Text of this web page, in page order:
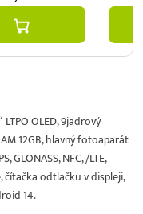
OLED, 9jadrový
12GB, hlavný fotoaparát
GLONASS, NFC, /LTE,
čítačka odtlačku v displeji,
14.